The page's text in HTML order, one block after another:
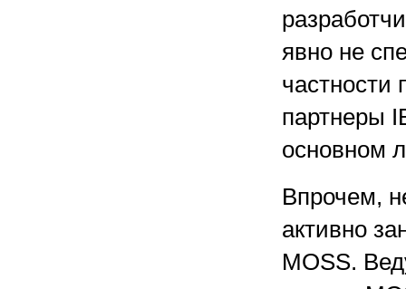
явно не
партнеры
основном
Впрочем,
активно
МOSS.